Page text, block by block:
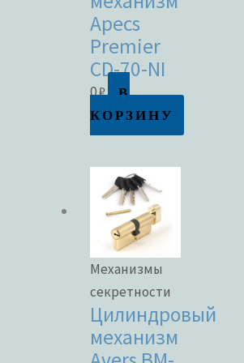
Apecs
Premier
CD-70-NI
0₽
В
КОРЗИНУ
Механизмы
секретности
Цилиндровый
механизм